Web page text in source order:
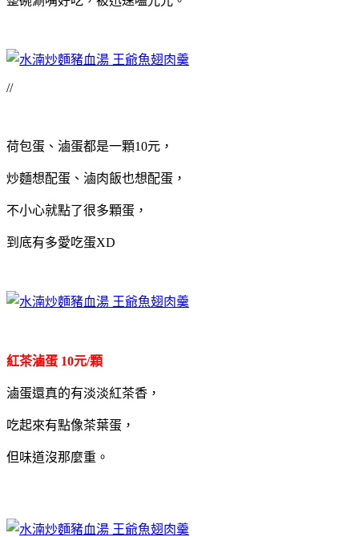
//
荷包蛋、滷蛋都是一顆10元，
炒麵想配蛋、滷肉飯也想配蛋，
不小心就點了很多顆蛋，
到底有多愛吃蛋XD
紅茶滷蛋 10元/顆
滷蛋還真的有淡淡紅茶香，
吃起來有點像茶葉蛋，
但味道沒那麼重。